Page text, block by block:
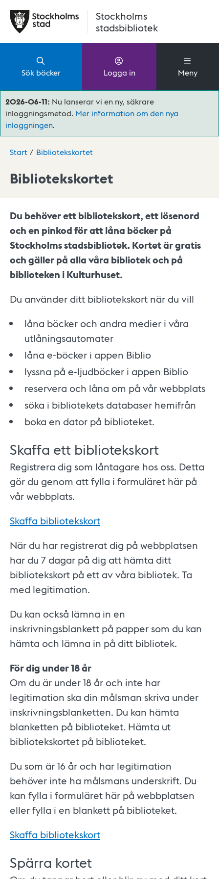
Stockholms
stadsbibliotek
Sök böcker Logga in Meny
2026-06-11: Nu lanserar vi en ny, säkrare
inloggningsmetod. Mer information om den nya
inloggningen.
Start Bibliotekskortet
Bibliotekskortet
Du behöver ett bibliotekskort, ett lösenord
och en pinkod för att låna böcker på
Stockholms stadsbibliotek. Kortet är gratis
och gäller på alla våra bibliotek och på
biblioteken i Kulturhuset.
Du använder ditt bibliotekskort när du vill
låna böcker och andra medier i våra
utlåningsautomater
låna e-böcker i appen Biblio
lyssna på e-ljudböcker i appen Biblio
reservera och låna om på vår webbplats
söka i bibliotekets databaser hemifrån
​boka en dator på biblioteket.
Skaffa ett bibliotekskort
Registrera dig som låntagare hos oss. Detta
gör du genom att fylla i formuläret här på
vår webbplats.
Skaffa bibliotekskort
När du har registrerat dig på webbplatsen
har du 7 dagar på dig att hämta ditt
bibliotekskort på ett av våra bibliotek. Ta
med legitimation.
Du kan också lämna in en
inskrivningsblankett på papper som du kan
hämta och lämna in på ditt bibliotek.
För dig under 18 år
Om du är under 18 år och inte har
legitimation ska din målsman skriva under
inskrivningsblanketten. Du kan hämta
blanketten på biblioteket. Hämta ut
bibliotekskortet på biblioteket.
Du som är 16 år och har legitimation
behöver inte ha målsmans underskrift. Du
kan fylla i formuläret här på webbplatsen
eller fylla i en blankett på biblioteket.
Skaffa bibliotekskort
Spärra kortet